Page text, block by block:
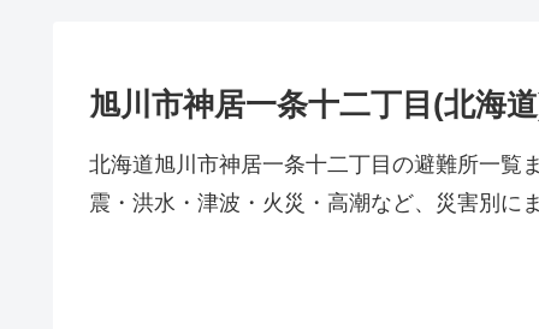
旭川市神居一条十二丁目(北海
北海道旭川市神居一条十二丁目の避難所一覧
震・洪水・津波・火災・高潮など、災害別に